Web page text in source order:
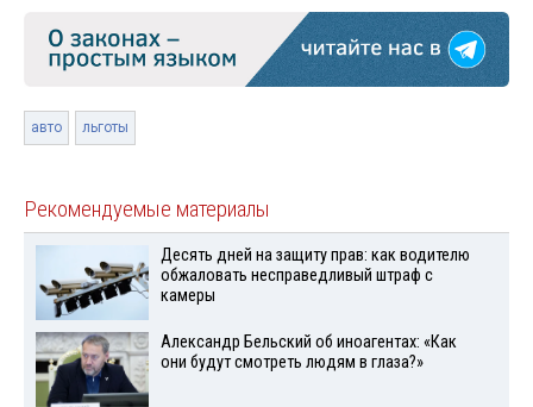
авто льготы
Рекомендуемые материалы
Десять дней на защиту прав: как водителю
обжаловать несправедливый штраф с
камеры
Александр Бельский об иноагентах: «Как
они будут смотреть людям в глаза?»